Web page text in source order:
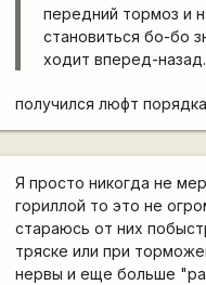
передний тормоз и
становиться бо-бо
ходит вперед-назад.
получился люфт
Я просто никогда не
гориллой то это не
стараюсь от них
тряске или при
нервы и еще больше